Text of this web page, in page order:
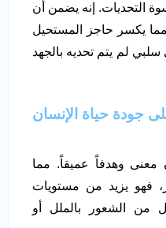
التحديات. إنه يضمن أن
يكسر حاجز المستحيل
لم يتم تحديه بالجهد
جودة حياة الإنسان
معنى وهدفاً عميقاً. مما
فهو يزيد من مستويات
من الشعور بالملل أو